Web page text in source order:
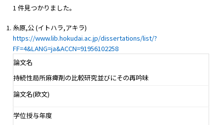
1 件見つかりました。
糸原,公 (イトハラ,アキラ)
https://www.lib.hokudai.ac.jp/dissertations/list/?
FF=4&LANG=ja&ACCN=91956102258
論文名
持続性局所麻痺剤の比較研究並びにその再吟味
論文名(欧文)
学位授与年度